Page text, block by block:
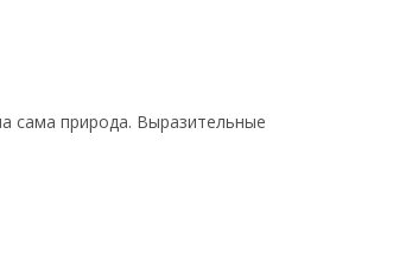
сама природа. Выразительные